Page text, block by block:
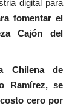
digital para
fomentar el
Cajón del
Chilena de
Ramírez, se
cero por